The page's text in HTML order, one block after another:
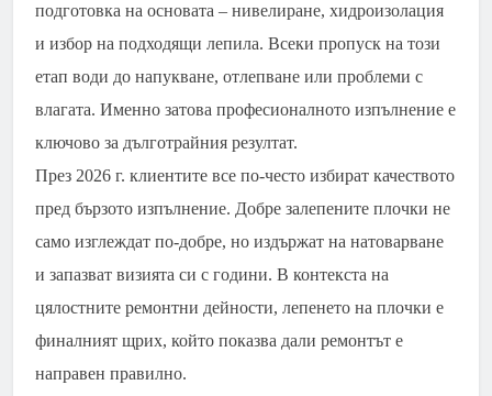
подготовка на основата – нивелиране, хидроизолация
и избор на подходящи лепила. Всеки пропуск на този
етап води до напукване, отлепване или проблеми с
влагата. Именно затова професионалното изпълнение е
ключово за дълготрайния резултат.
През 2026 г. клиентите все по-често избират качеството
пред бързото изпълнение. Добре залепените плочки не
само изглеждат по-добре, но издържат на натоварване
и запазват визията си с години. В контекста на
цялостните ремонтни дейности, лепенето на плочки е
финалният щрих, който показва дали ремонтът е
направен правилно.